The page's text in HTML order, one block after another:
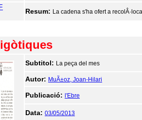
Resum: La cadena s'ha ofert a
Subtitol: La peça del mes
Autor: MuÃ±oz, Joan-Hilari
Publicació: l'Ebre
Data: 03/05/2013